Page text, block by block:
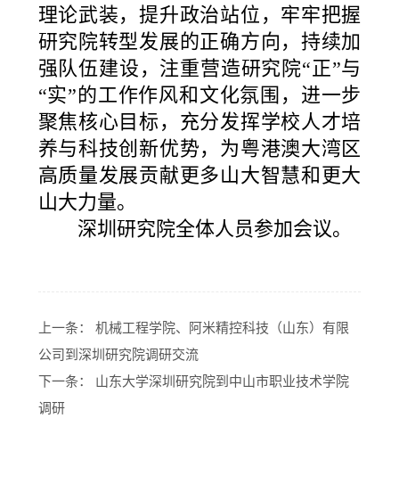
理论武装，提升政治站位，牢牢把握
研究院转型发展的正确方向，持续加
强队伍建设，注重营造研究院“正”与
“实”的工作作风和文化氛围，进一步
聚焦核心目标，充分发挥学校人才培
养与科技创新优势，为粤港澳大湾区
高质量发展贡献更多山大智慧和更大
山大力量。
深圳研究院全体人员参加会议。
上一条： 机械工程学院、阿米精控科技（山东）有限
公司到深圳研究院调研交流
下一条： 山东大学深圳研究院到中山市职业技术学院
调研